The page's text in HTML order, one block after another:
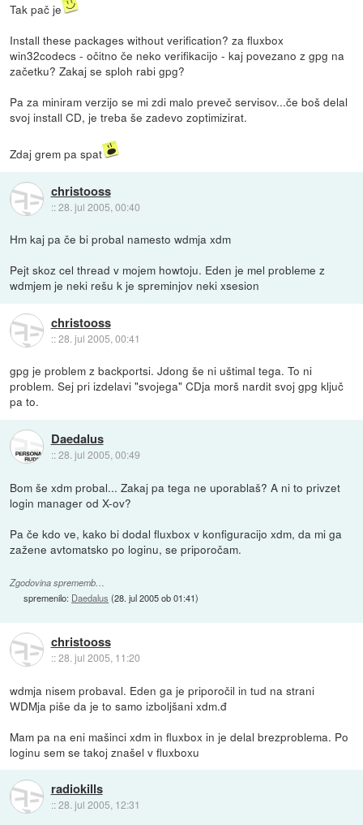
Tak pač je
Install these packages without verification? za fluxbox
win32codecs - očitno če neko verifikacijo - kaj povezano z gpg na
začetku? Zakaj se sploh rabi gpg?
Pa za miniram verzijo se mi zdi malo preveč servisov...če boš delal
svoj install CD, je treba še zadevo zoptimizirat.
Zdaj grem pa spat
christooss
::28. jul 2005, 00:40
Hm kaj pa če bi probal namesto wdmja xdm
Pejt skoz cel thread v mojem howtoju. Eden je mel probleme z
wdmjem je neki rešu k je spreminjov neki xsesion
christooss
::28. jul 2005, 00:41
gpg je problem z backportsi. Jdong še ni uštimal tega. To ni
problem. Sej pri izdelavi "svojega" CDja morš nardit svoj gpg ključ
pa to.
Daedalus
::28. jul 2005, 00:49
Bom še xdm probal... Zakaj pa tega ne uporablaš? A ni to privzet
login manager od X-ov?
Pa če kdo ve, kako bi dodal fluxbox v konfiguracijo xdm, da mi ga
zažene avtomatsko po loginu, se priporočam.
Zgodovina sprememb…
spremenilo: Daedalus (28. jul 2005 ob 01:41)
christooss
::28. jul 2005, 11:20
wdmja nisem probaval. Eden ga je priporočil in tud na strani
WDMja piše da je to samo izboljšani xdm.đ
Mam pa na eni mašinci xdm in fluxbox in je delal brezproblema. Po
loginu sem se takoj znašel v fluxboxu
radiokills
::28. jul 2005, 12:31